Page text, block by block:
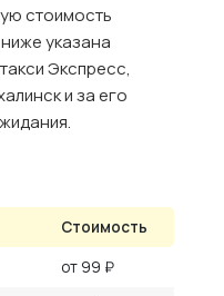
стоимость
указана
Экспресс,
и за его
Стоимость
от 99 ₽